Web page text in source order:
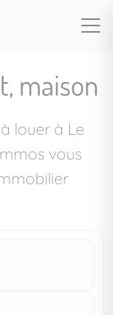
maison
louer à Le
vous